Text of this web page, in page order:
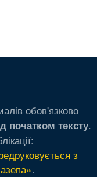
обов'язково
початком тексту.
з
.